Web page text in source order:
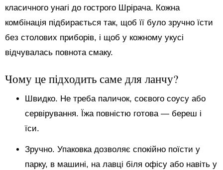
класичного унагі до гострого Шрірача. Кожна
комбінація підбирається так, щоб її було зручно їсти
без столових приборів, і щоб у кожному укусі
відчувалась повнота смаку.
Чому це підходить саме для ланчу?
Швидко. Не треба паличок, соєвого соусу або
сервірування. Їжа повністю готова — береш і
їси.
Зручно. Упаковка дозволяє спокійно поїсти у
парку, в машині, на лавці біля офісу або навіть у